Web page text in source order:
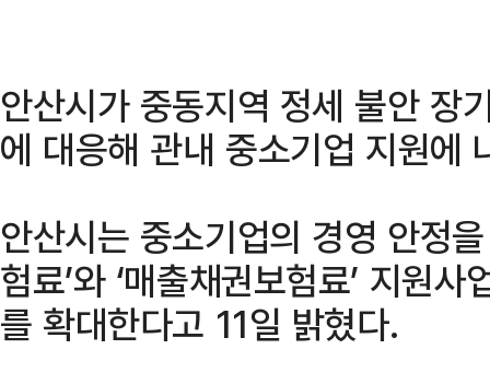
안산시가 중동지역 정세 불안 장
에 대응해 관내 중소기업 지원에
안산시는 중소기업의 경영 안정
험료’와 ‘매출채권보험료’ 지원
를 확대한다고 11일 밝혔다.